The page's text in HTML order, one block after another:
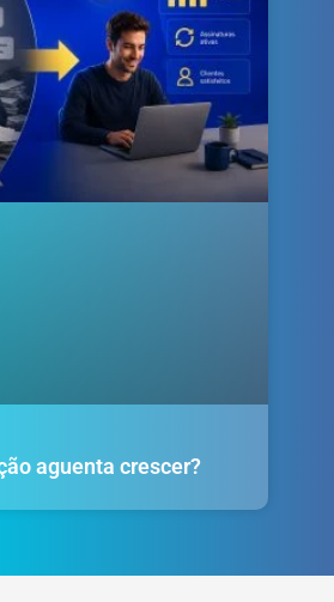
aguenta crescer?